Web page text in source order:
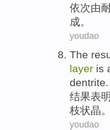
依次由
成。
youdao
The
layer is
dentrite
结果表明
枝状晶。
youdao